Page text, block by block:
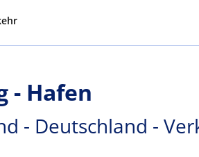
- Hafen
- Deutschland -